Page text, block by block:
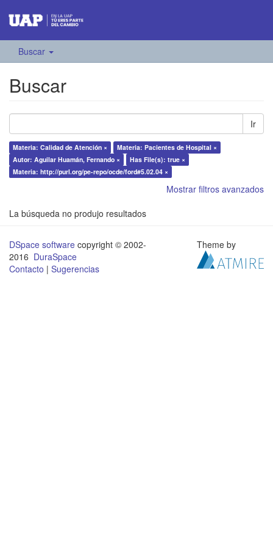
Buscar
Buscar
Ir
Materia: Calidad de Atención ×
Materia: Pacientes de Hospital ×
Autor: Aguilar Huamán, Fernando ×
Has File(s): true ×
Materia: http://purl.org/pe-repo/ocde/ford#5.02.04 ×
Mostrar filtros avanzados
La búsqueda no produjo resultados
DSpace software copyright © 2002-
2016 DuraSpace
Contacto | Sugerencias
Theme by